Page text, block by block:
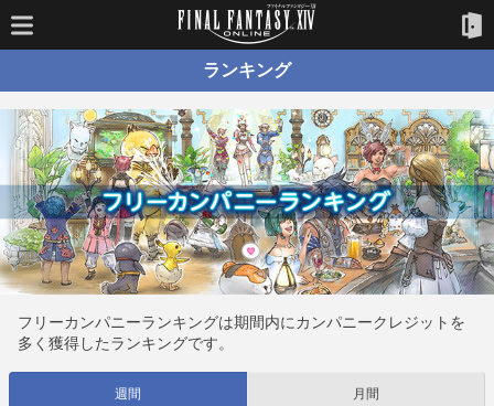
ランキング
フリーカンパニーランキングは期間内にカンパニークレジットを
多く獲得したランキングです。
週間 月間